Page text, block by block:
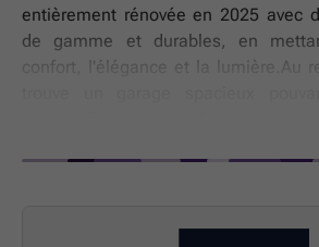
entièrement rénovée en 2025 avec
de gamme et durables, en
confort, l'élégance et la lumière.Au
trouve un garage spacieux